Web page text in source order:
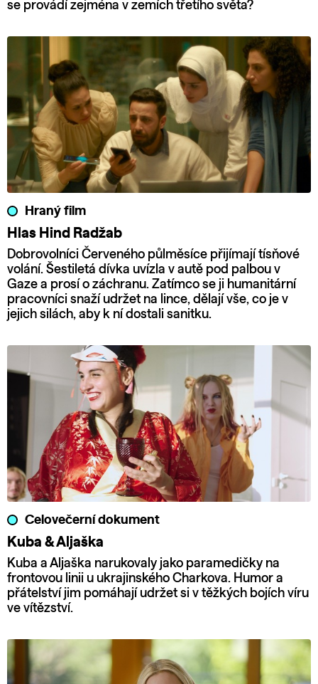
se provádí zejména v zemích třetího světa?
Hraný film
Hlas Hind Radžab
Dobrovolníci Červeného půlměsíce přijímají tísňové
volání. Šestiletá dívka uvízla v autě pod palbou v
Gaze a prosí o záchranu. Zatímco se ji humanitární
pracovníci snaží udržet na lince, dělají vše, co je v
jejich silách, aby k ní dostali sanitku.
Celovečerní dokument
Kuba & Aljaška
Kuba a Aljaška narukovaly jako paramedičky na
frontovou linii u ukrajinského Charkova. Humor a
přátelství jim pomáhají udržet si v těžkých bojích víru
ve vítězství.